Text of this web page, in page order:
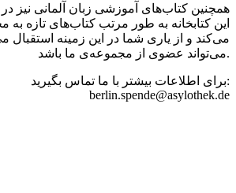
همچنین کتاب‌های آموزشی زبان آلمانی نیز
این کتابخانه به طور مرتب کتاب‌های تازه
می‌کند و از یاری شما در این زمینه
می‌تواند عضوی از مجموعه‌ی ما باشد.
برای اطلاعات بیشتر با ما تماس بگیرید:
berlin.spende@asylothek.de